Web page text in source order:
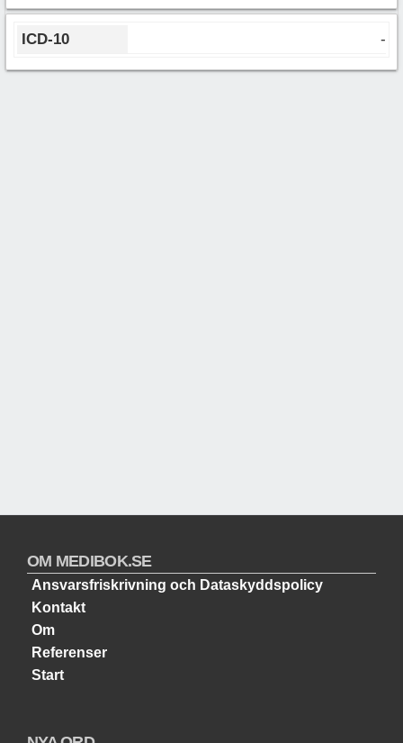
ICD-10 -
OM MEDIBOK.SE
Ansvarsfriskrivning och Dataskyddspolicy
Kontakt
Om
Referenser
Start